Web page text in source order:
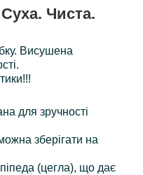
Чиста.
Висушена
для зручності
зберігати на
(цегла), що дає